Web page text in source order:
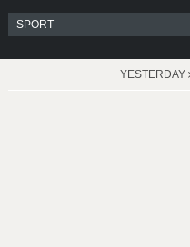
YESTERDAY